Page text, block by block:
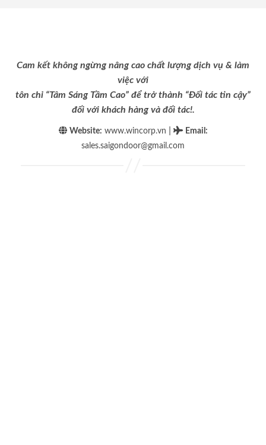
Cam kết không ngừng nâng cao chất lượng dịch vụ & làm
việc với
tôn chỉ “Tâm Sáng Tầm Cao” để trở thành “Đối tác tin cậy”
đối với khách hàng và đối tác!.
Website: www.wincorp.vn Email :
sales.saigondoor@gmail.com